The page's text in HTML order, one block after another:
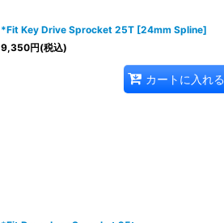
*Fit Key Drive Sprocket 25T [24mm Spline]
9,350円(税込)
カートに入れる